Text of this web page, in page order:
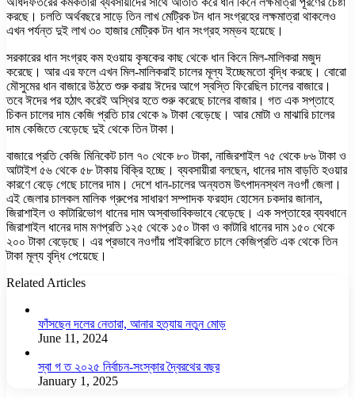
করছে। চলতি অর্থবছরে সাড়ে তিন লাখ মেট্রিক টন ধান সংগ্রহের লক্ষমাত্রা থাকলেও
এখন পর্যন্ত দুই লাখ ৩০ হাজার মেট্রিক টন ধান সংগ্রহ সম্ভব হয়েছে।
সরকারের ধান সংগ্রহ কম হওয়ায় কৃষকের কাছ থেকে ধান কিনে মিল-মালিকরা মজুদ
করেছে। আর এর ফলে এখন মিল-মালিকরাই চালের মূল্য ইচ্ছেমতো বৃদ্ধি করছে। বোরো
মৌসুমের ধান বাজারে উঠতে শুরু করায় ঈদের আগে স্বস্তি ফিরেছিল চালের বাজারে।
তবে ঈদের পর হঠাৎ করেই অস্থির হতে শুরু করেছে চালের বাজার। গত এক সপ্তাহে
চিকন চালের দাম কেজি প্রতি চার থেকে ৯ টাকা বেড়েছে। আর মোটা ও মাঝারি চালের
দাম কেজিতে বেড়েছে দুই থেকে তিন টাকা।
বাজারে প্রতি কেজি মিনিকেট চাল ৭০ থেকে ৮০ টাকা, নাজিরশাইল ৭৫ থেকে ৮৬ টাকা ও
আটাইশ ৫৬ থেকে ৫৮ টাকায় বিক্রি হচ্ছে। ব্যবসায়ীরা বলছেন, ধানের দাম বাড়তি হওয়ার
কারণে বেড়ে গেছে চালের দাম। দেশে ধান-চালের অন্যতম উৎপাদনস্থল নওগাঁ জেলা।
এই জেলার চালকল মালিক গ্রুপের সাধারণ সম্পাদক ফরহাদ হোসেন চকদার জানান,
জিরাশাইল ও কাটারিভোগ ধানের দাম অস্বাভাবিকভাবে বেড়েছে। এক সপ্তাহের ব্যবধানে
জিরাশাইল ধানের দাম মণপ্রতি ১২৫ থেকে ১৫০ টাকা ও কাটারি ধানের দাম ১৫০ থেকে
২০০ টাকা বেড়েছে। এর প্রভাবে নওগাঁয় পাইকারিতে চালে কেজিপ্রতি এক থেকে তিন
টাকা মূল্য বৃদ্ধি পেয়েছে।
Related Articles
ফাঁসছেন দলের নেতারা, আনার হত্যায় নতুন মোড়
June 11, 2024
স্বা গ ত ২০২৫ নির্বাচন-সংস্কার দ্বৈরথের বছর
January 1, 2025